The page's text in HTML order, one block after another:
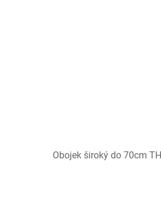
Obojek široký do 70cm